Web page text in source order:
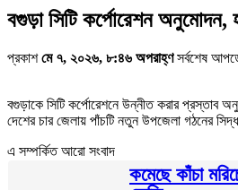
বগুড়া সিটি কর্পোরেশন অনুমোদন,
প্রকাশমে ৭, ২০২৬, ৮:৪৬ অপরাহ্ণ সর্বশেষ
বগুড়াকে সিটি কর্পোরেশনে উন্নীত করার প্রস্তাব
দেশের চার জেলায় পাঁচটি নতুন উপজেলা গঠনের
এ সম্পর্কিত আরো সংবাদ
কমেছে কাঁচা